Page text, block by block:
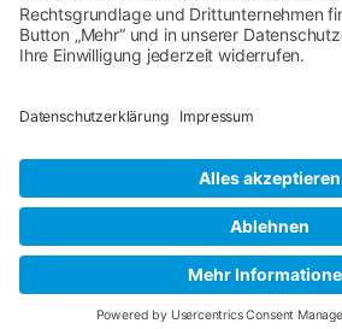
Impressum
Kontakt
© TCO Transcargo